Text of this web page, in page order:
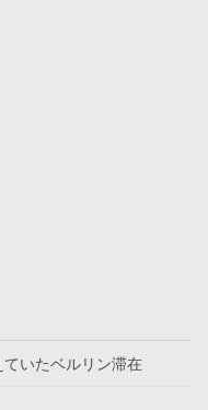
ていたベルリン滞在